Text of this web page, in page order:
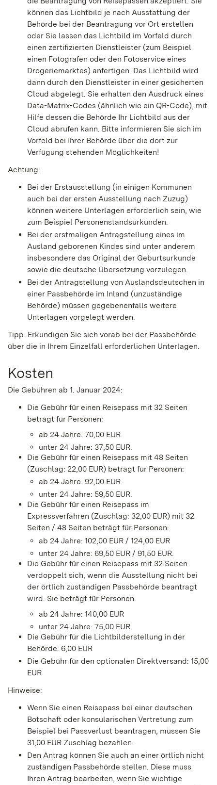
können das Lichtbild je nach Ausstattung der
Behörde bei der Beantragung vor Ort erstellen
oder Sie lassen das Lichtbild im Vorfeld durch
einen zertifizierten Dienstleister (zum Beispiel
einen Fotografen oder den Fotoservice eines
Drogeriemarktes) anfertigen. Das Lichtbild wird
dann durch den Dienstleister in einer gesicherten
Cloud abgelegt. Sie erhalten den Ausdruck eines
Data-Matrix-Codes (ähnlich wie ein QR-Code), mit
Hilfe dessen die Behörde Ihr Lichtbild aus der
Cloud abrufen kann. Bitte informieren Sie sich im
Vorfeld bei Ihrer Behörde über die dort zur
Verfügung stehenden Möglichkeiten!
Achtung:
Bei der Erstausstellung (in einigen Kommunen
auch bei der ersten Ausstellung nach Zuzug)
können weitere Unterlagen erforderlich sein, wie
zum Beispiel Personenstandsurkunden.
Bei der erstmaligen Antragstellung eines im
Ausland geborenen Kindes sind unter anderem
insbesondere das Original der Geburtsurkunde
sowie die deutsche Übersetzung vorzulegen.
Bei der Antragstellung von Auslandsdeutschen in
einer Passbehörde im Inland (unzuständige
Behörde) müssen gegebenenfalls weitere
Unterlagen vorgelegt werden.
Tipp: Erkundigen Sie sich vorab bei der Passbehörde
über die in Ihrem Einzelfall erforderlichen Unterlagen.
Kosten
Die Gebühren ab 1. Januar 2024:
Die Gebühr für einen Reisepass mit 32 Seiten
beträgt für Personen:
ab 24 Jahre: 70,00 EUR
unter 24 Jahre: 37,50 EUR.
Die Gebühr für einen Reisepass mit 48 Seiten
(Zuschlag: 22,00 EUR) beträgt für Personen:
ab 24 Jahre: 92,00 EUR
unter 24 Jahre: 59,50 EUR.
Die Gebühr für einen Reisepass im
Expressverfahren (Zuschlag: 32,00 EUR) mit 32
Seiten / 48 Seiten beträgt für Personen:
ab 24 Jahre: 102,00 EUR / 124,00 EUR
unter 24 Jahre: 69,50 EUR / 91,50 EUR.
Die Gebühr für einen Reisepass mit 32 Seiten
verdoppelt sich, wenn die Ausstellung nicht bei
der örtlich zuständigen Passbehörde beantragt
wird. Sie beträgt für Personen:
ab 24 Jahre: 140,00 EUR
unter 24 Jahre: 75,00 EUR.
Die Gebühr für die Lichtbilderstellung in der
Behörde: 6,00 EUR
Die Gebühr für den optionalen Direktversand: 15,00
EUR
Hinweise:
Wenn Sie einen Reisepass bei einer deutschen
Botschaft oder konsularischen Vertretung zum
Beispiel bei Passverlust beantragen, müssen Sie
31,00 EUR Zuschlag bezahlen.
Den Antrag können Sie auch an einer örtlich nicht
zuständigen Passbehörde stellen. Diese muss
Ihren Antrag bearbeiten, wenn Sie wichtige